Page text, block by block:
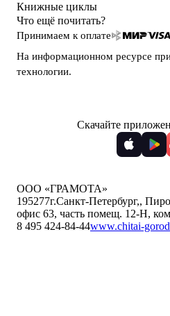
Книжные циклы
Что ещё почитать?
Принимаем к оплате
На информационном ресурсе
технологии.
Скачайте
ООО «ГРАМОТА»
195277г.Санкт-Петербург,,
офис 63, часть помещ. 12-Н,
8 495 424-84-44www.chitai-